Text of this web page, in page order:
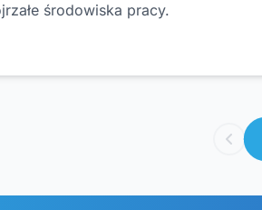
środowiska pracy.